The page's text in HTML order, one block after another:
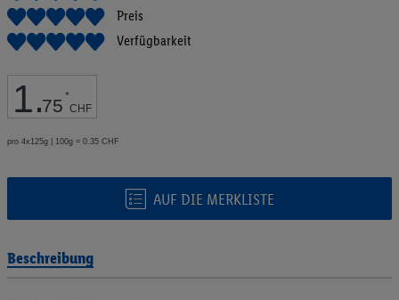
Preis
Verfügbarkeit
1.75 *
CHF
pro 4x125g | 100g = 0.35 CHF
AUF DIE MERKLISTE
Beschreibung